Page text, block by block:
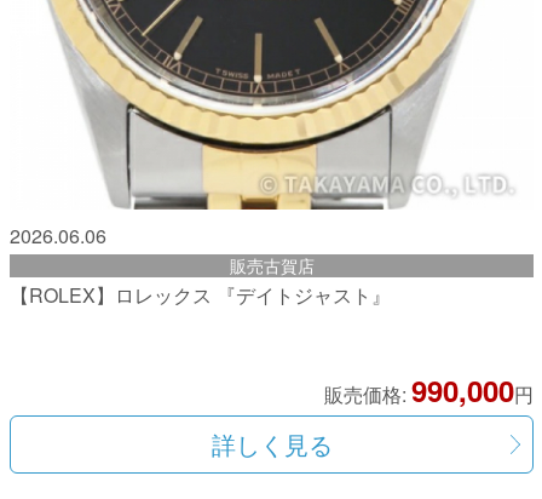
2026.06.06
販売古賀店
【ROLEX】ロレックス 『デイトジャスト』
販売価格: 990,000円
詳しく見る